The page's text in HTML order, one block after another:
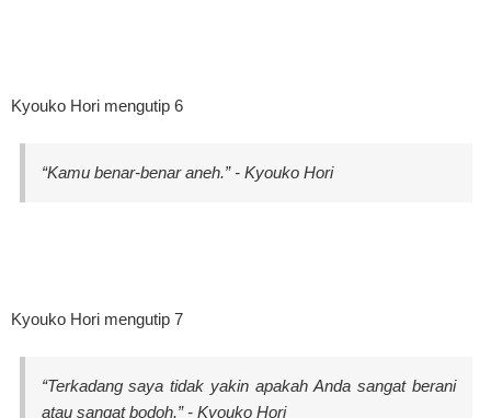
Kyouko Hori mengutip 6
“Kamu benar-benar aneh.” - Kyouko Hori
Kyouko Hori mengutip 7
“Terkadang saya tidak yakin apakah Anda sangat berani
atau sangat bodoh.” - Kyouko Hori